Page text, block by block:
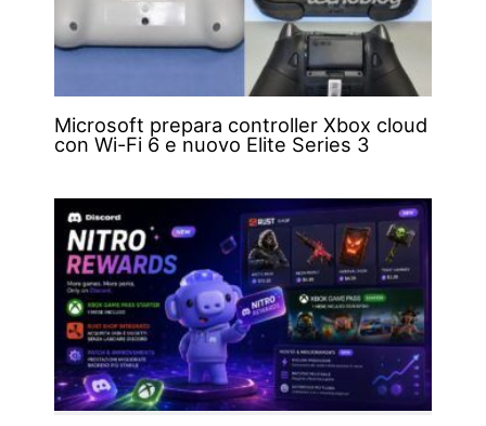
Microsoft prepara controller Xbox cloud
con Wi-Fi 6 e nuovo Elite Series 3